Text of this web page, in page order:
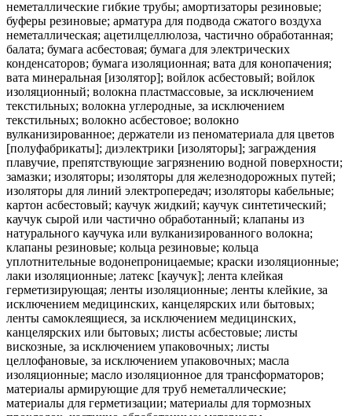
неметаллические гибкие трубы; амортизаторы резиновые;
буферы резиновые; арматура для подвода сжатого воздуха
неметаллическая; ацетилцеллюлоза, частично обработанная;
балата; бумага асбестовая; бумага для электрических
конденсаторов; бумага изоляционная; вата для конопачения;
вата минеральная [изолятор]; войлок асбестовый; войлок
изоляционный; волокна пластмассовые, за исключением
текстильных; волокна углеродные, за исключением
текстильных; волокно асбестовое; волокно
вулканизированное; держатели из пеноматериала для цветов
[полуфабрикаты]; диэлектрики [изоляторы]; заграждения
плавучие, препятствующие загрязнению водной поверхности;
замазки; изоляторы; изоляторы для железнодорожных путей;
изоляторы для линий электропередач; изоляторы кабельные;
картон асбестовый; каучук жидкий; каучук синтетический;
каучук сырой или частично обработанный; клапаны из
натурального каучука или вулканизированного волокна;
клапаны резиновые; кольца резиновые; кольца
уплотнительные водонепроницаемые; краски изоляционные;
лаки изоляционные; латекс [каучук]; лента клейкая
герметизирующая; ленты изоляционные; ленты клейкие, за
исключением медицинских, канцелярских или бытовых;
ленты самоклеящиеся, за исключением медицинских,
канцелярских или бытовых; листы асбестовые; листы
вискозные, за исключением упаковочных; листы
целлофановые, за исключением упаковочных; масла
изоляционные; масло изоляционное для трансформаторов;
материалы армирующие для труб неметаллические;
материалы для герметизации; материалы для тормозных